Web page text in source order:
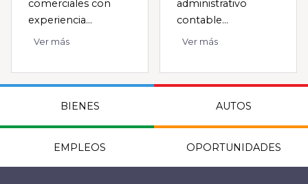
comerciales con
experiencia...
Ver más
administrativo
contable...
Ver más
BIENES AUTOS
EMPLEOS OPORTUNIDADES